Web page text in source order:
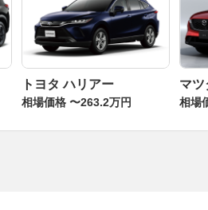
トヨタ ハリアー
相場価格 〜263.2万円
マツ
相場